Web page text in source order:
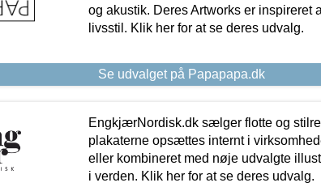
og akustik. Deres Artworks er inspireret
livsstil. Klik her for at se deres udvalg.
Se udvalget på Papapapa.dk
EngkjærNordisk.dk sælger flotte og
plakaterne opsættes internt i
eller kombineret med nøje udvalgte
i verden. Klik her for at se deres udvalg.